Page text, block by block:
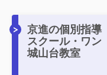
京進の個別指導
スクール・ワン
城山台教室